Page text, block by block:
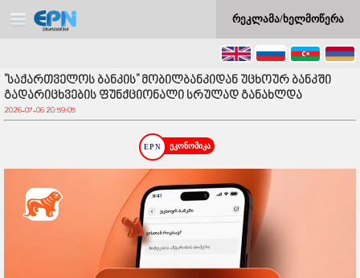
რეკლამა/ხელმოწერა
"საქართველოს ბანკის" მობილბანკიდან უცხოურ ბანკში
გადარიცხვების ფუნქციონალი სრულად განახლდა
2026-07-06 20:59:05
ეკონომიკა